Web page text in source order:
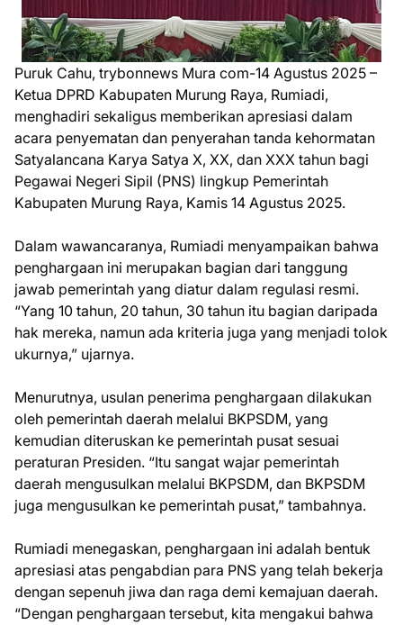
Puruk Cahu, trybonnews Mura com-14 Agustus 2025 –
Ketua DPRD Kabupaten Murung Raya, Rumiadi,
menghadiri sekaligus memberikan apresiasi dalam
acara penyematan dan penyerahan tanda kehormatan
Satyalancana Karya Satya X, XX, dan XXX tahun bagi
Pegawai Negeri Sipil (PNS) lingkup Pemerintah
Kabupaten Murung Raya, Kamis 14 Agustus 2025.
Dalam wawancaranya, Rumiadi menyampaikan bahwa
penghargaan ini merupakan bagian dari tanggung
jawab pemerintah yang diatur dalam regulasi resmi.
“Yang 10 tahun, 20 tahun, 30 tahun itu bagian daripada
hak mereka, namun ada kriteria juga yang menjadi tolok
ukurnya,” ujarnya.
Menurutnya, usulan penerima penghargaan dilakukan
oleh pemerintah daerah melalui BKPSDM, yang
kemudian diteruskan ke pemerintah pusat sesuai
peraturan Presiden. “Itu sangat wajar pemerintah
daerah mengusulkan melalui BKPSDM, dan BKPSDM
juga mengusulkan ke pemerintah pusat,” tambahnya.
Rumiadi menegaskan, penghargaan ini adalah bentuk
apresiasi atas pengabdian para PNS yang telah bekerja
dengan sepenuh jiwa dan raga demi kemajuan daerah.
“Dengan penghargaan tersebut, kita mengakui bahwa